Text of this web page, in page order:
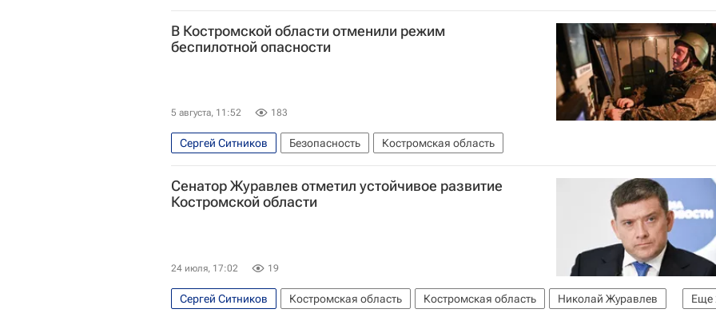
В Костромской области отменили режим
беспилотной опасности
5 августа, 11:52 183
Сергей Ситников Безопасность Костромская область
Сенатор Журавлев отметил устойчивое развитие
Костромской области
24 июля, 17:02 19
Еще
Сергей Ситников Костромская область Костромская область
Николай Журавлев